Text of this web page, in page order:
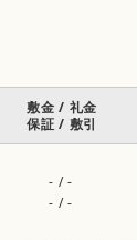
敷金 / 礼金
保証 / 敷引
- / -
- / -